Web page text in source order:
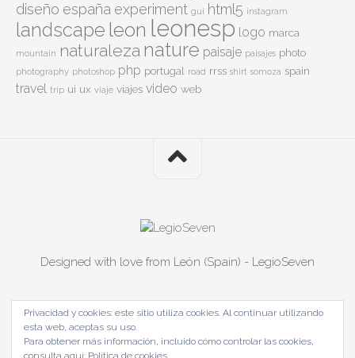
diseño españa experiment gui html5 instagram
landscape leon leonesp logo marca
mountain naturaleza nature paisaje paisajes photo
photography photoshop php portugal road rrss shirt somoza spain
travel trip ui ux viaje viajes video web
Designed with love from León (Spain) - LegioSeven
Privacidad y cookies: este sitio utiliza cookies. Al continuar utilizando
esta web, aceptas su uso.
Para obtener más información, incluido cómo controlar las cookies,
consulta aquí: Política de cookies